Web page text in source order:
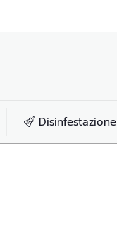
Disinfestazione